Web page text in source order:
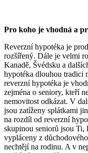
Pro koho je vhodná a
Reverzní hypotéka je
rozšířený. Dále je velmi
Kanadě, Švédsku a
hypotéka dlouhou tradici
reverzní hypotéka je
zejména o seniory, kteří
nemovitost odkázat. V
jsou zatíženy splátkami
na rozdíl od reverzní
skupinou seniorů jsou Ti,
vypláceny z
nechtějí na rodinu. A v